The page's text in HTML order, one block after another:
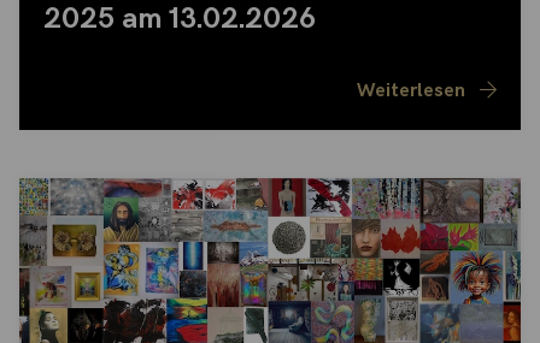
2025 am 13.02.2026
Weiterlesen